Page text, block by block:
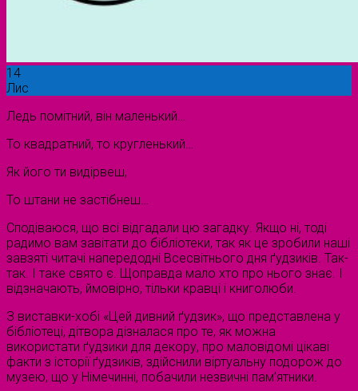
14
Лис
Ледь помітний, він маленький…
То квадратний, то кругленький…
Як його ти видірвеш,
То штани не застібнеш…
Сподіваюся, що всі відгадали цю загадку. Якщо ні, тоді
радимо вам завітати до бібліотеки, так як це зробили наші
завзяті читачі напередодні Всесвітнього дня ґудзиків. Так-
так. І таке свято є. Щоправда мало хто про нього знає. І
відзначають, ймовірно, тільки кравці і книголюби.
З виставки-хобі «Цей дивний ґудзик», що представлена у
бібліотеці, дітвора дізналася про те, як можна
використати ґудзики для декору, про маловідомі цікаві
факти з історії ґудзиків, здійснили віртуальну подорож до
музею, що у Німечинні, побачили незвичні пам’ятники.